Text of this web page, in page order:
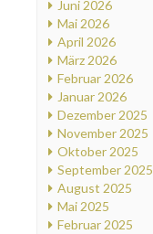
Juni 2026
Mai 2026
April 2026
März 2026
Februar 2026
Januar 2026
Dezember 2025
November 2025
Oktober 2025
September 2025
August 2025
Mai 2025
Februar 2025